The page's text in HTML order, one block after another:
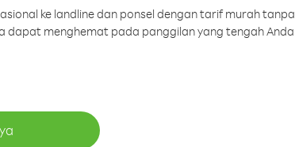
ke landline dan ponsel dengan tarif murah tanpa
dapat menghemat pada panggilan yang tengah Anda